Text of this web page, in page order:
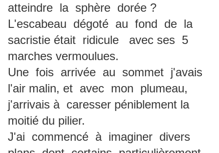
atteindre la sphère dorée ?
L'escabeau dégoté au fond de la
sacristie était ridicule avec ses 5
marches vermoulues.
Une fois arrivée au sommet j'avais
l'air malin, et avec mon plumeau,
j'arrivais à caresser péniblement la
moitié du pilier.
J'ai commencé à imaginer divers